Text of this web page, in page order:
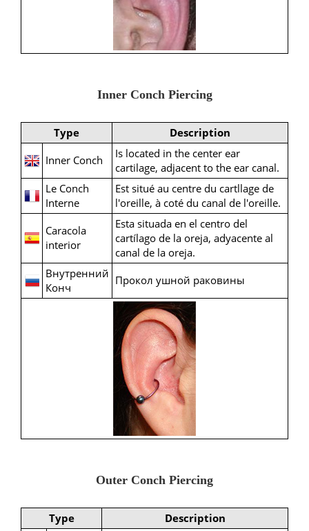
Inner Conch Piercing
Type
Description
Inner Conch
Is located in the center ear
cartilage, adjacent to the ear canal.
Le Conch
Interne
Est situé au centre du cartllage de
l'oreille, à coté du canal de l'oreille.
Caracola
interior
Esta situada en el centro del
cartílago de la oreja, adyacente al
canal de la oreja.
Внутренний
Конч
Прокол ушной раковины
Outer Conch Piercing
Type
Description